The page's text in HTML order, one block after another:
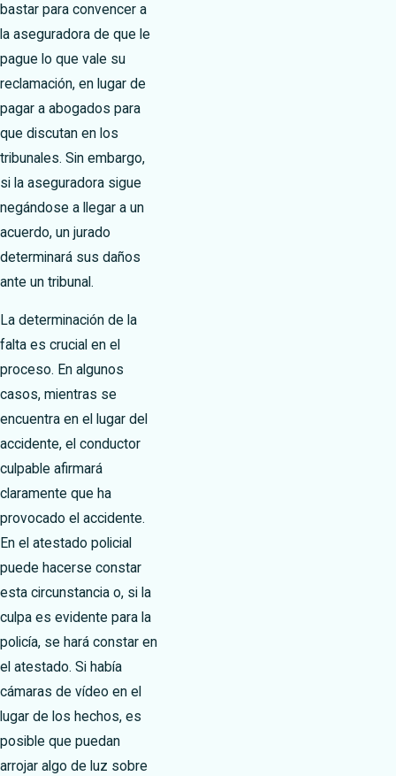
bastar para convencer a
la aseguradora de que le
pague lo que vale su
reclamación, en lugar de
pagar a abogados para
que discutan en los
tribunales. Sin embargo,
si la aseguradora sigue
negándose a llegar a un
acuerdo, un jurado
determinará sus daños
ante un tribunal.
La determinación de la
falta es crucial en el
proceso. En algunos
casos, mientras se
encuentra en el lugar del
accidente, el conductor
culpable afirmará
claramente que ha
provocado el accidente.
En el atestado policial
puede hacerse constar
esta circunstancia o, si la
culpa es evidente para la
policía, se hará constar en
el atestado. Si había
cámaras de vídeo en el
lugar de los hechos, es
posible que puedan
arrojar algo de luz sobre